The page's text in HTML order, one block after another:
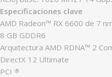
Especificaciones clave
AMD Radeon™ RX 6600 de 7
8 GB GDDR6
Arquitectura AMD RDNA™ 2
DirectX 12 Ultimate
PCI ®